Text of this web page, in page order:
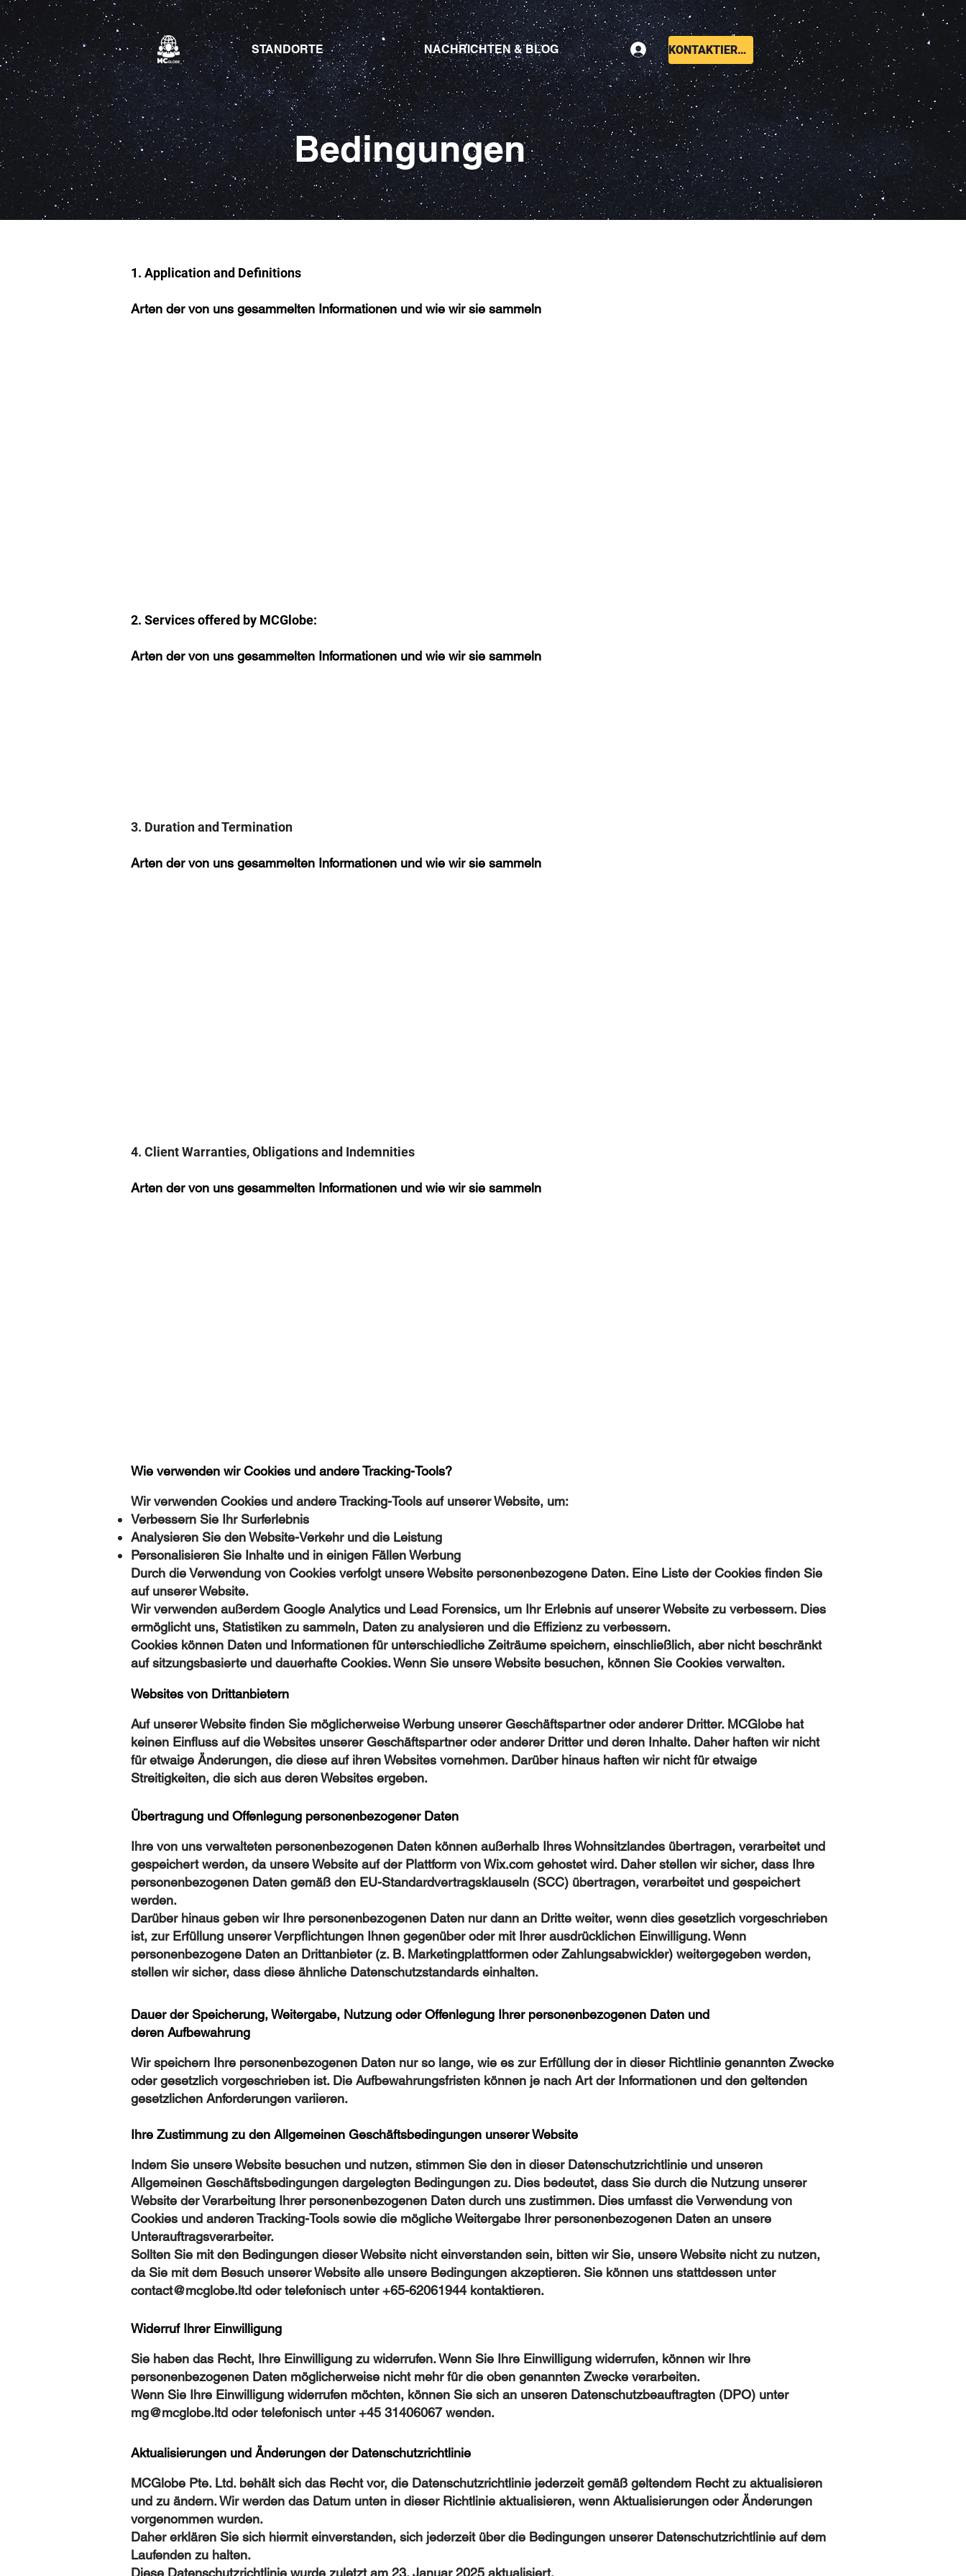
STANDORTE NACHRICHTEN & BLOG KONTAKTIEREN SIE UNS
Bedingungen
1. Application and Definitions
Arten der von uns gesammelten Informationen und wie wir sie sammeln
2. Services offered by MCGlobe:
Arten der von uns gesammelten Informationen und wie wir sie sammeln
3. Duration and Termination
Arten der von uns gesammelten Informationen und wie wir sie sammeln
4. Client Warranties, Obligations and Indemnities
Arten der von uns gesammelten Informationen und wie wir sie sammeln
Wie verwenden wir Cookies und andere Tracking-Tools?
Wir verwenden Cookies und andere Tracking-Tools auf unserer Website, um:
Verbessern Sie Ihr Surferlebnis
Analysieren Sie den Website-Verkehr und die Leistung
Personalisieren Sie Inhalte und in einigen Fällen Werbung
Durch die Verwendung von Cookies verfolgt unsere Website personenbezogene Daten. Eine Liste der Cookies finden Sie
auf unserer Website.
Wir verwenden außerdem Google Analytics und Lead Forensics, um Ihr Erlebnis auf unserer Website zu verbessern. Dies
ermöglicht uns, Statistiken zu sammeln, Daten zu analysieren und die Effizienz zu verbessern.
Cookies können Daten und Informationen für unterschiedliche Zeiträume speichern, einschließlich, aber nicht beschränkt
auf sitzungsbasierte und dauerhafte Cookies. Wenn Sie unsere Website besuchen, können Sie Cookies verwalten.
Websites von Drittanbietern
Auf unserer Website finden Sie möglicherweise Werbung unserer Geschäftspartner oder anderer Dritter. MCGlobe hat
keinen Einfluss auf die Websites unserer Geschäftspartner oder anderer Dritter und deren Inhalte. Daher haften wir nicht
für etwaige Änderungen, die diese auf ihren Websites vornehmen. Darüber hinaus haften wir nicht für etwaige
Streitigkeiten, die sich aus deren Websites ergeben.
Übertragung und Offenlegung personenbezogener Daten
Ihre von uns verwalteten personenbezogenen Daten können außerhalb Ihres Wohnsitzlandes übertragen, verarbeitet und
gespeichert werden, da unsere Website auf der Plattform von Wix.com gehostet wird. Daher stellen wir sicher, dass Ihre
personenbezogenen Daten gemäß den EU-Standardvertragsklauseln (SCC) übertragen, verarbeitet und gespeichert
werden.
Darüber hinaus geben wir Ihre personenbezogenen Daten nur dann an Dritte weiter, wenn dies gesetzlich vorgeschrieben
ist, zur Erfüllung unserer Verpflichtungen Ihnen gegenüber oder mit Ihrer ausdrücklichen Einwilligung. Wenn
personenbezogene Daten an Drittanbieter (z. B. Marketingplattformen oder Zahlungsabwickler) weitergegeben werden,
stellen wir sicher, dass diese ähnliche Datenschutzstandards einhalten.
Dauer der Speicherung, Weitergabe, Nutzung oder Offenlegung Ihrer personenbezogenen Daten und
deren Aufbewahrung
Wir speichern Ihre personenbezogenen Daten nur so lange, wie es zur Erfüllung der in dieser Richtlinie genannten Zwecke
oder gesetzlich vorgeschrieben ist. Die Aufbewahrungsfristen können je nach Art der Informationen und den geltenden
gesetzlichen Anforderungen variieren.
Ihre Zustimmung zu den Allgemeinen Geschäftsbedingungen unserer Website
Indem Sie unsere Website besuchen und nutzen, stimmen Sie den in dieser Datenschutzrichtlinie und unseren
Allgemeinen Geschäftsbedingungen dargelegten Bedingungen zu. Dies bedeutet, dass Sie durch die Nutzung unserer
Website der Verarbeitung Ihrer personenbezogenen Daten durch uns zustimmen. Dies umfasst die Verwendung von
Cookies und anderen Tracking-Tools sowie die mögliche Weitergabe Ihrer personenbezogenen Daten an unsere
Unterauftragsverarbeiter.
Sollten Sie mit den Bedingungen dieser Website nicht einverstanden sein, bitten wir Sie, unsere Website nicht zu nutzen,
da Sie mit dem Besuch unserer Website alle unsere Bedingungen akzeptieren. Sie können uns stattdessen unter
contact@mcglobe.ltd oder telefonisch unter +65-62061944 kontaktieren.
Widerruf Ihrer Einwilligung
Sie haben das Recht, Ihre Einwilligung zu widerrufen. Wenn Sie Ihre Einwilligung widerrufen, können wir Ihre
personenbezogenen Daten möglicherweise nicht mehr für die oben genannten Zwecke verarbeiten.
Wenn Sie Ihre Einwilligung widerrufen möchten, können Sie sich an unseren Datenschutzbeauftragten (DPO) unter
mg@mcglobe.ltd oder telefonisch unter +45 31406067 wenden.
Aktualisierungen und Änderungen der Datenschutzrichtlinie
MCGlobe Pte. Ltd. behält sich das Recht vor, die Datenschutzrichtlinie jederzeit gemäß geltendem Recht zu aktualisieren
und zu ändern. Wir werden das Datum unten in dieser Richtlinie aktualisieren, wenn Aktualisierungen oder Änderungen
vorgenommen wurden.
Daher erklären Sie sich hiermit einverstanden, sich jederzeit über die Bedingungen unserer Datenschutzrichtlinie auf dem
Laufenden zu halten.
Diese Datenschutzrichtlinie wurde zuletzt am 23. Januar 2025 aktualisiert.